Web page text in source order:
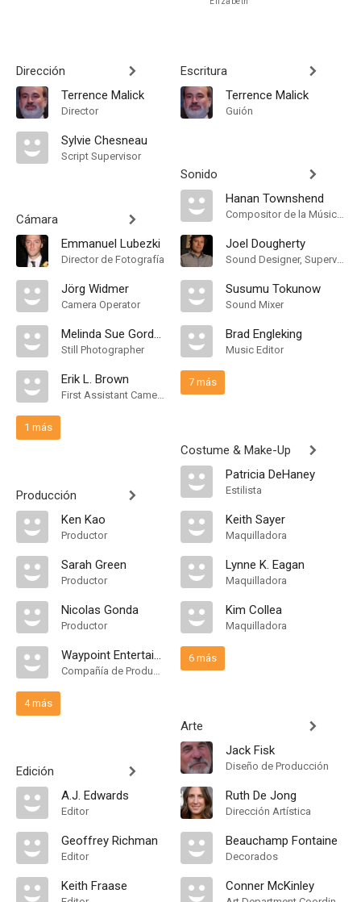
Dirección
Terrence Malick
Director
Sylvie Chesneau
Script Supervisor
Cámara
Emmanuel Lubezki
Director de Fotografía
Jörg Widmer
Camera Operator
Melinda Sue Gordon
Still Photographer
Erik L. Brown
First Assistant Camera
1 más
Producción
Ken Kao
Productor
Sarah Green
Productor
Nicolas Gonda
Productor
Waypoint Entertainment
Compañía de Produccion
4 más
Edición
A.J. Edwards
Editor
Geoffrey Richman
Editor
Keith Fraase
Escritura
Terrence Malick
Guión
Sonido
Hanan Townshend
Compositor de la Música Original
Joel Dougherty
Sound Designer, Supervising Sound Editor, Mezclador de Re-Grabación de Sonido
Susumu Tokunow
Sound Mixer
Brad Engleking
Music Editor
7 más
Costume & Make-Up
Patricia DeHaney
Estilista
Keith Sayer
Maquilladora
Lynne K. Eagan
Maquilladora
Kim Collea
Maquilladora
6 más
Arte
Jack Fisk
Diseño de Producción
Ruth De Jong
Dirección Artística
Beauchamp Fontaine
Decorados
Conner McKinley